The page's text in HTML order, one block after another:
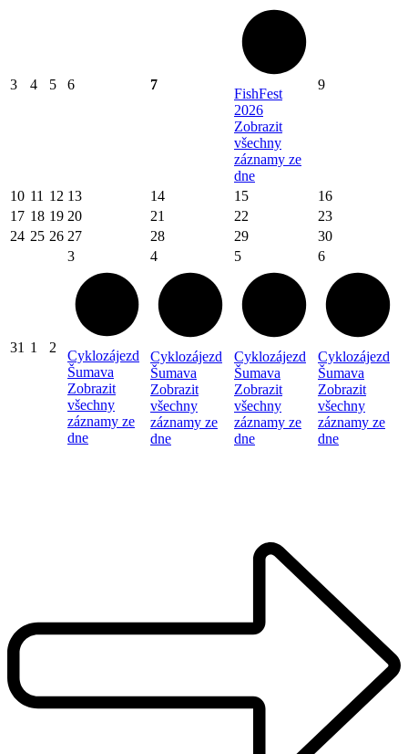
3 4 5 6 7
FishFest
2026
Zobrazit
všechny
záznamy ze
dne
9
10 11 12 13 14 15
16
17 18 19 20 21 22
23
24 25 26 27 28 29 30
31 1 2
3
Cyklozájezd
Šumava
Zobrazit
všechny
záznamy ze
dne
4
Cyklozájezd
Šumava
Zobrazit
všechny
záznamy ze
dne
5
Cyklozájezd
Šumava
Zobrazit
všechny
záznamy ze
dne
6
Cyklozájezd
Šumava
Zobrazit
všechny
záznamy ze
dne